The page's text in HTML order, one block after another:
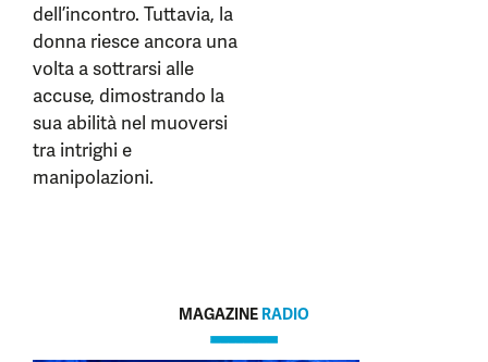
dell’incontro. Tuttavia, la
donna riesce ancora una
volta a sottrarsi alle
accuse, dimostrando la
sua abilità nel muoversi
tra intrighi e
manipolazioni.
MAGAZINE RADIO